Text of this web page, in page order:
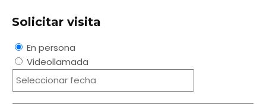
Solicitar visita
En persona
Videollamada